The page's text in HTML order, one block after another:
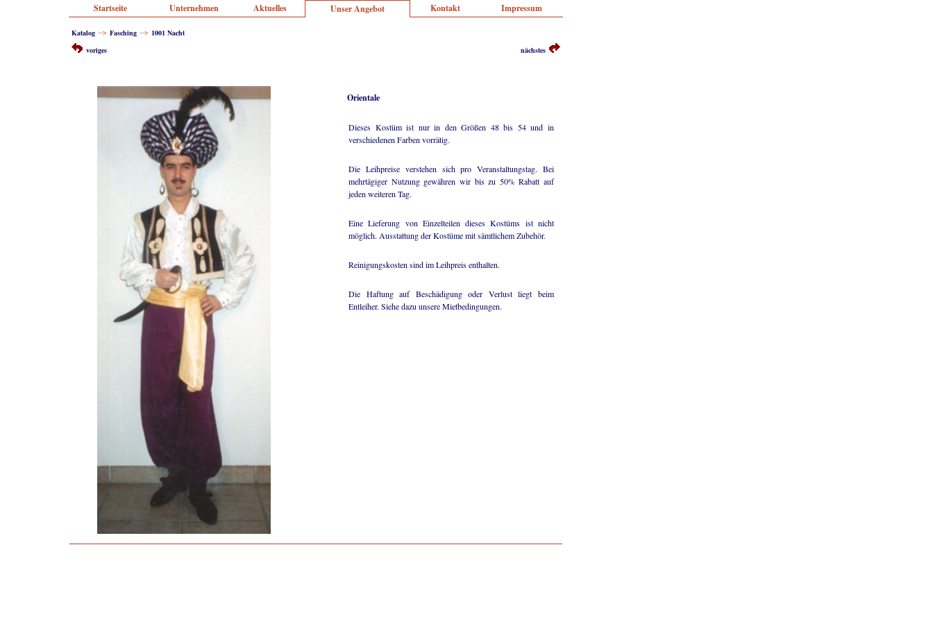
Startseite Unternehmen Aktuelles Unser Angebot Kontakt Impressum
Katalog Fasching
1001 Nacht
voriges
nächstes
Orientale
Dieses Kostüm ist nur in den Größen 48 bis 54 und in
verschiedenen Farben vorrätig.
Die Leihpreise verstehen sich pro Veranstaltungstag. Bei
mehrtägiger Nutzung gewähren wir bis zu 50% Rabatt auf
jeden weiteren Tag.
Eine Lieferung von Einzelteilen dieses Kostüms ist nicht
möglich. Ausstattung der Kostüme mit sämtlichem Zubehör.
Reinigungskosten sind im Leihpreis enthalten.
Die Haftung auf Beschädigung oder Verlust liegt beim
Entleiher. Siehe dazu unsere Mietbedingungen.